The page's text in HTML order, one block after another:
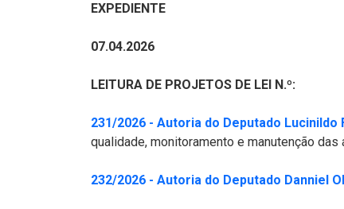
EXPEDIENTE
07.04.2026
LEITURA DE PROJETOS DE LEI N.º:
231/2026 - Autoria do Deputado Lucinildo
qualidade, monitoramento e manutenção
232/2026 - Autoria do Deputado Danniel